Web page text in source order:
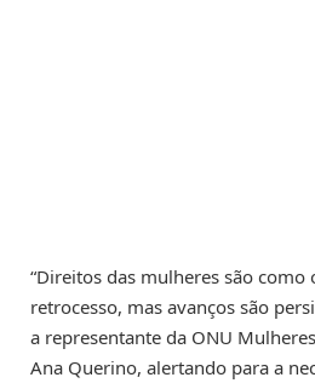
“Direitos das mulheres são como
retrocesso, mas avanços são
a representante da ONU
Ana Querino, alertando para a